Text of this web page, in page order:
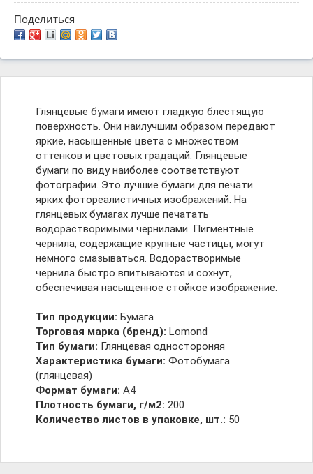
Поделиться
Глянцевые бумаги имеют гладкую блестящую
поверхность. Они наилучшим образом передают
яркие, насыщенные цвета с множеством
оттенков и цветовых градаций. Глянцевые
бумаги по виду наиболее соответствуют
фотографии. Это лучшие бумаги для печати
ярких фотореалистичных изображений. На
глянцевых бумагах лучше печатать
водорастворимыми чернилами. Пигментные
чернила, содержащие крупные частицы, могут
немного смазываться. Водорастворимые
чернила быстро впитываются и сохнут,
обеспечивая насыщенное стойкое изображение.
Тип продукции: Бумага
Торговая марка (бренд): Lomond
Тип бумаги: Глянцевая одностороняя
Характеристика бумаги: Фотобумага
(глянцевая)
Формат бумаги: А4
Плотность бумаги, г/м2: 200
Количество листов в упаковке, шт.: 50